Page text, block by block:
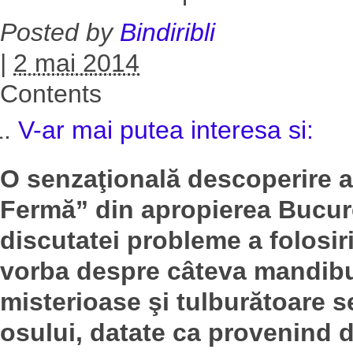
Posted by Bindiribli
| 2 mai 2014
Contents
V-ar mai putea interesa si:
O senzaţională descoperire
Fermă” din apropierea
discutatei probleme a
vorba despre câteva
misterioase şi tulburătoare
osului, datate ca provenind